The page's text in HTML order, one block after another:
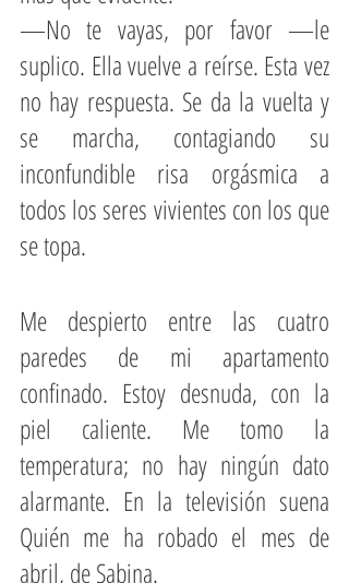
—No te vayas, por favor —le
suplico. Ella vuelve a reírse. Esta vez
no hay respuesta. Se da la vuelta y
se marcha, contagiando su
inconfundible risa orgásmica a
todos los seres vivientes con los que
se topa.
Me despierto entre las cuatro
paredes de mi apartamento
confinado. Estoy desnuda, con la
piel caliente. Me tomo la
temperatura; no hay ningún dato
alarmante. En la televisión suena
Quién me ha robado el mes de
abril, de Sabina.